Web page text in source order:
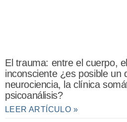
El trauma: entre el cuerpo,
inconsciente ¿es posible un
neurociencia, la clínica
psicoanálisis?
LEER ARTÍCULO »